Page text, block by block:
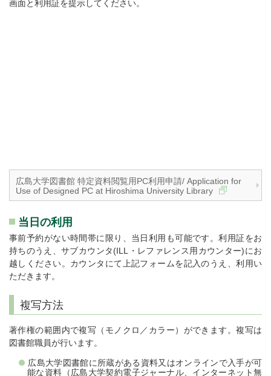
画面と利用証を提示してください。
広島大学図書館 特定資料閲覧用PC利用申請/ Application for
Use of Designed PC at Hiroshima University Library
当日の利用
事前予約がない時間帯に限り、当日利用も可能です。利用証をお
持ちのうえ、サブカウンタ(ILL・レファレンス用カウンター)にお
越しください。カウンタにて上記フォームを記入のうえ、利用い
ただきます。
複写方法
著作権の範囲内で複写（モノクロ／カラー）ができます。複写は
図書館職員が行います。
広島大学図書館に所蔵がある資料又はオンラインで入手が可
能な資料（広島大学契約電子ジャーナル、インターネット無